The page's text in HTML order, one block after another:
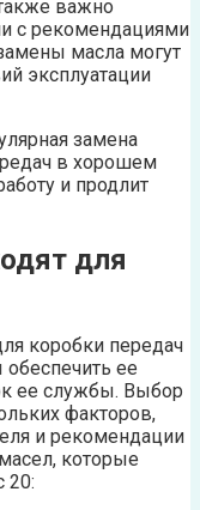
важно
с рекомендациями
масла могут
эксплуатации
замена
в хорошем
и продлит
для
коробки передач
ее
ее службы. Выбор
факторов,
и рекомендации
которые
20: